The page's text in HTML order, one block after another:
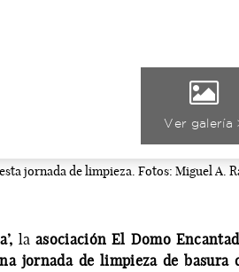
Ver galería
jornada de limpieza. Fotos: Miguel A.
laasociación El Domo
jornada de limpieza de basura